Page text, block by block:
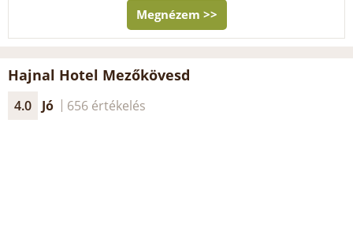
Megnézem >>
Hajnal Hotel Mezőkövesd
4.0 Jó 656 értékelés